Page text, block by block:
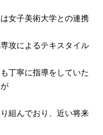
女子美術大学との連携
攻によるテキスタイル
丁寧に指導をしていた
組んでおり、近い将来